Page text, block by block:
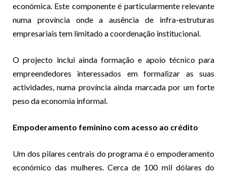
económica. Este componente é particularmente relevante
numa província onde a ausência de infra-estruturas
empresariais tem limitado a coordenação institucional.
O projecto inclui ainda formação e apoio técnico para
empreendedores interessados em formalizar as suas
actividades, numa província ainda marcada por um forte
peso da economia informal.
Empoderamento feminino com acesso ao crédito
Um dos pilares centrais do programa é o empoderamento
económico das mulheres. Cerca de 100 mil dólares do